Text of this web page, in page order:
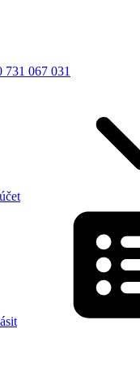
731 067 031